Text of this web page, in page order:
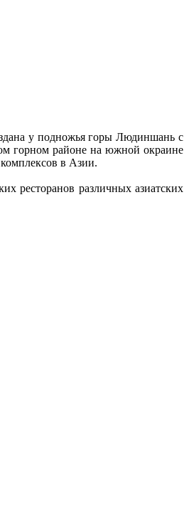
у подножья горы Людиншань с
горном районе на южной окраине
в Азии.
ресторанов различных азиатских